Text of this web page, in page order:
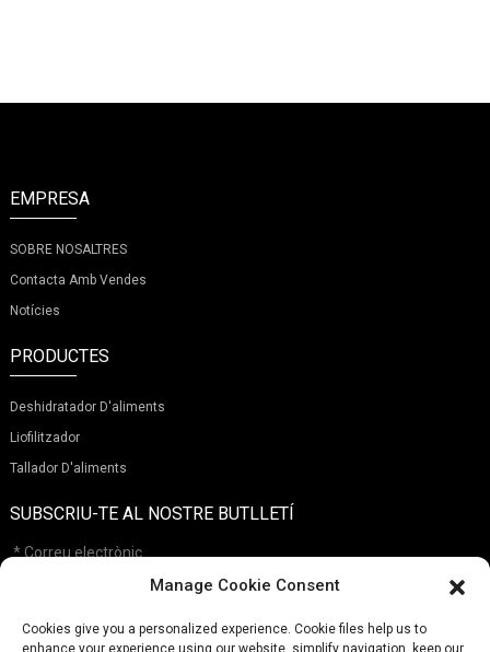
EMPRESA
SOBRE NOSALTRES
Contacta Amb Vendes
Notícies
PRODUCTES
Deshidratador D'aliments
Liofilitzador
Tallador D'aliments
SUBSCRIU-TE AL NOSTRE BUTLLETÍ
Enviar
Manage Cookie Consent
Cookies give you a personalized experience. Cookie files help us to
enhance your experience using our website, simplify navigation, keep our